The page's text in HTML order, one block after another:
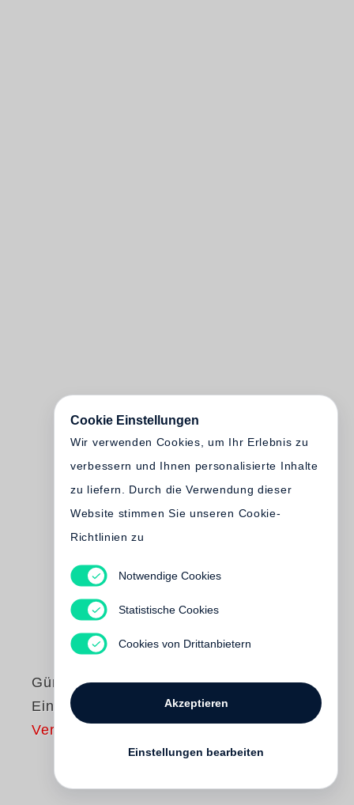
Günter Grass
Ein weites Feld
Vergriffen
Cookie Einstellungen
Wir verwenden Cookies, um Ihr Erlebnis zu
verbessern und Ihnen personalisierte Inhalte
zu liefern. Durch die Verwendung dieser
Website stimmen Sie unseren Cookie-
Richtlinien zu
Notwendige Cookies
Statistische Cookies
Cookies von Drittanbietern
Akzeptieren
Einstellungen bearbeiten